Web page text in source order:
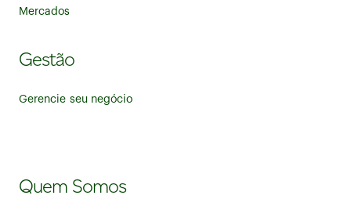
Mercados
Gestão
Gerencie seu negócio
Quem Somos